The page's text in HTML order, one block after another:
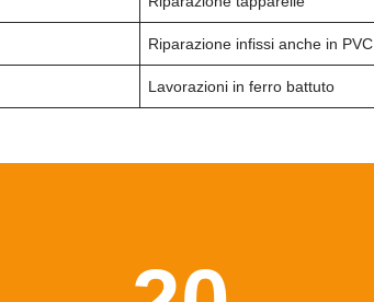
Riparazione infissi anche in PVC
Lavorazioni in ferro battuto